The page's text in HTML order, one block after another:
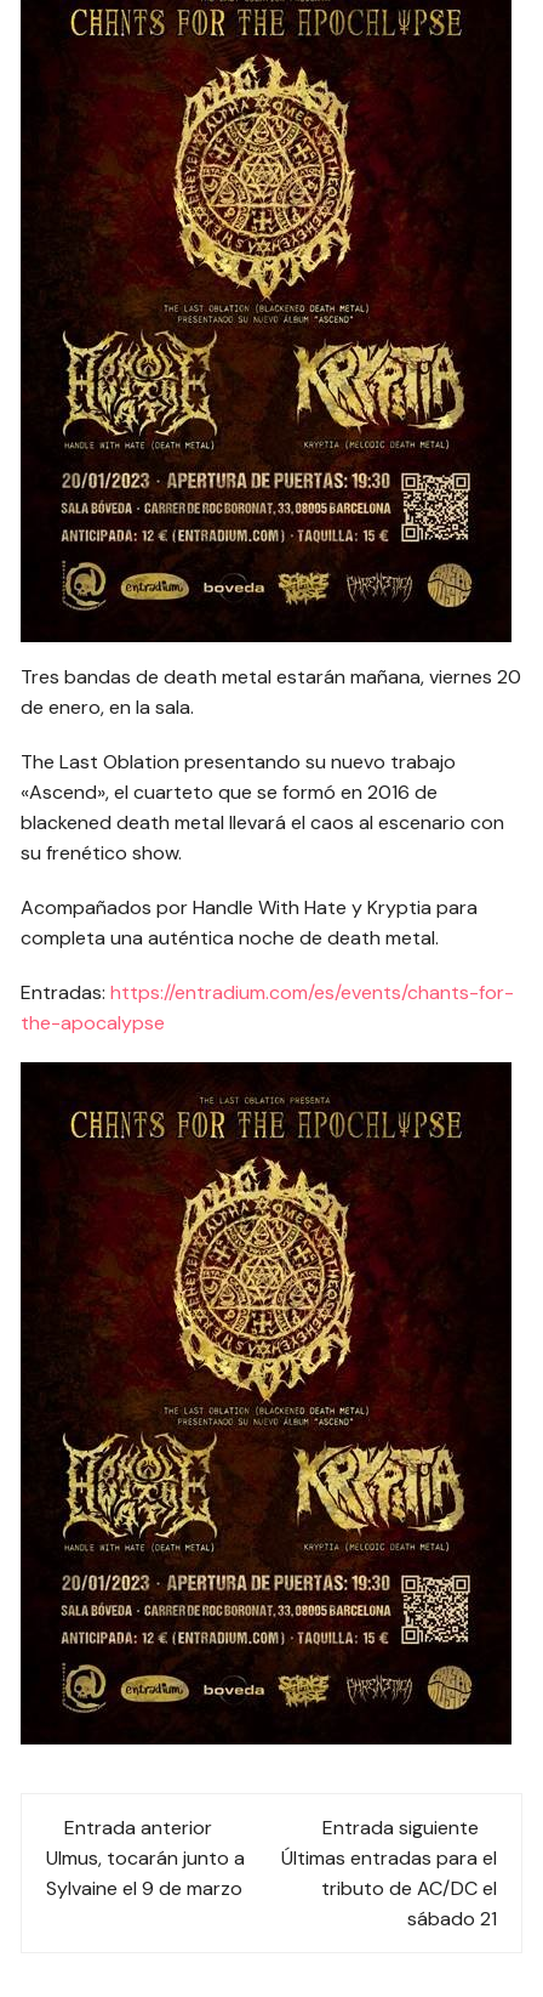
Tres bandas de death metal estarán mañana, viernes 20
de enero, en la sala.
The Last Oblation presentando su nuevo trabajo
«Ascend», el cuarteto que se formó en 2016 de
blackened death metal llevará el caos al escenario con
su frenético show.
Acompañados por Handle With Hate y Kryptia para
completa una auténtica noche de death metal.
Entradas:https://entradium.com/es/events/chants-for-
the-apocalypse
Navegación
de
Entrada anterior
Ulmus, tocarán junto a
Sylvaine el 9 de marzo
Entrada siguiente
Últimas entradas para el
tributo de AC/DC el
sábado 21